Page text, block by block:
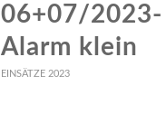
06+07/2023-
Alarm klein
EINSÄTZE 2023